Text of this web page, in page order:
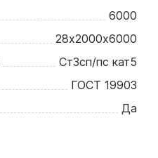
6000
28х2000х6000
Ст3сп/пс кат5
ГОСТ 19903
Да